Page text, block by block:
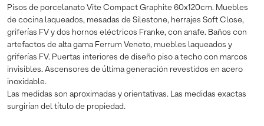
Pisos de porcelanato Vite Compact Graphite 60x120cm. Muebles
de cocina laqueados, mesadas de Silestone, herrajes Soft Close,
griferías FV y dos hornos eléctricos Franke, con anafe. Baños con
artefactos de alta gama Ferrum Veneto, muebles laqueados y
griferías FV. Puertas interiores de diseño piso a techo con marcos
invisibles. Ascensores de última generación revestidos en acero
inoxidable.
Las medidas son aproximadas y orientativas. Las medidas exactas
surgirían del título de propiedad.